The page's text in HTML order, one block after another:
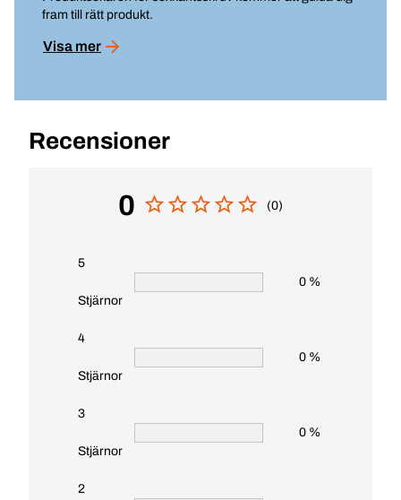
fram till rätt produkt.
Visa mer
Recensioner
0 (0)
5
Stjärnor
0 %
4
Stjärnor
0 %
3
Stjärnor
0 %
2